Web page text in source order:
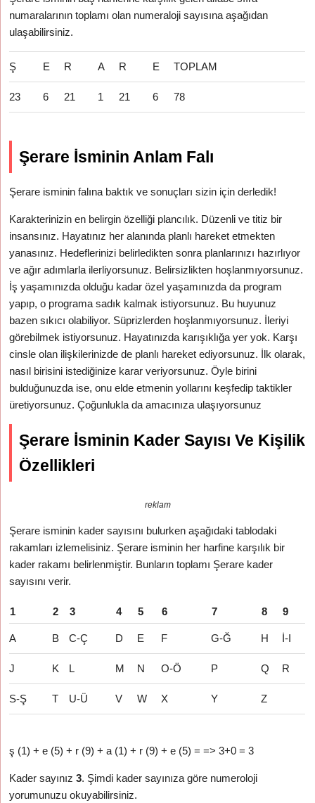
numaralarının toplamı olan numeraloji sayısına aşağıdan
ulaşabilirsiniz.
Ş E R A R E TOPLAM
23 6 21 1 21 6 78
Şerare İsminin Anlam Falı
Şerare isminin falına baktık ve sonuçları sizin için derledik!
Karakterinizin en belirgin özelliği plancılık. Düzenli ve titiz bir
insansınız. Hayatınız her alanında planlı hareket etmekten
yanasınız. Hedeflerinizi belirledikten sonra planlarınızı hazırlıyor
ve ağır adımlarla ilerliyorsunuz. Belirsizlikten hoşlanmıyorsunuz.
İş yaşamınızda olduğu kadar özel yaşamınızda da program
yapıp, o programa sadık kalmak istiyorsunuz. Bu huyunuz
bazen sıkıcı olabiliyor. Süprizlerden hoşlanmıyorsunuz. İleriyi
görebilmek istiyorsunuz. Hayatınızda karışıklığa yer yok. Karşı
cinsle olan ilişkilerinizde de planlı hareket ediyorsunuz. İlk olarak,
nasıl birisini istediğinize karar veriyorsunuz. Öyle birini
bulduğunuzda ise, onu elde etmenin yollarını keşfedip taktikler
üretiyorsunuz. Çoğunlukla da amacınıza ulaşıyorsunuz
Şerare İsminin Kader Sayısı Ve Kişilik
Özellikleri
reklam
Şerare isminin kader sayısını bulurken aşağıdaki tablodaki
rakamları izlemelisiniz. Şerare isminin her harfine karşılık bir
kader rakamı belirlenmiştir. Bunların toplamı Şerare kader
sayısını verir.
1 2 3 4 5 6 7 8 9
A B C-Ç D E F G-Ğ H İ-I
J K L M N O-Ö P Q R
S-Ş T U-Ü V W X Y Z
ş (1) + e (5) + r (9) + a (1) + r (9) + e (5) = => 3+0 = 3
Kader sayınız3. Şimdi kader sayınıza göre numeroloji
yorumunuzu okuyabilirsiniz.